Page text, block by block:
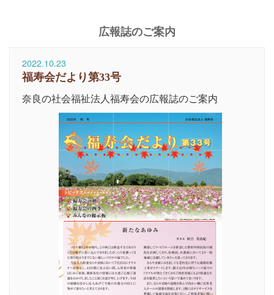
広報誌のご案内
2022.10.23
福寿会だより第33号
奈良の社会福祉法人福寿会の広報誌のご案内